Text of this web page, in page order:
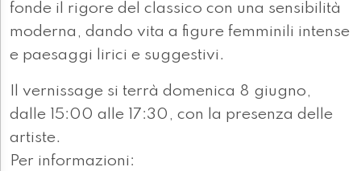
fonde il rigore del classico con una sensibilità
moderna, dando vita a figure femminili intense
e paesaggi lirici e suggestivi.
Il vernissage si terrà domenica 8 giugno,
dalle 15:00 alle 17:30, con la presenza delle
artiste.
Per informazioni: